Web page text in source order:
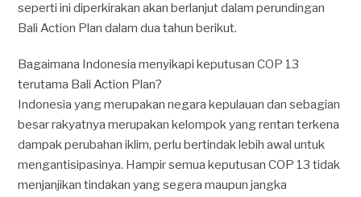
seperti ini diperkirakan akan berlanjut dalam perundingan
Bali Action Plan dalam dua tahun berikut.
Bagaimana Indonesia menyikapi keputusan COP 13
terutama Bali Action Plan?
Indonesia yang merupakan negara kepulauan dan sebagian
besar rakyatnya merupakan kelompok yang rentan terkena
dampak perubahan iklim, perlu bertindak lebih awal untuk
mengantisipasinya. Hampir semua keputusan COP 13 tidak
menjanjikan tindakan yang segera maupun jangka